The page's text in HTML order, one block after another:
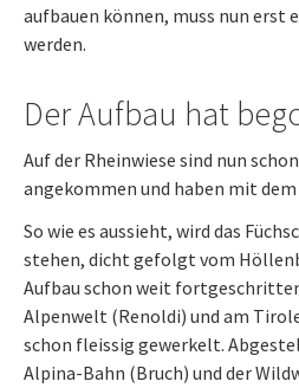
aufbauen können, muss nun erst
werden.
Der Aufbau hat
Auf der Rheinwiese sind nun
angekommen und haben mit
So wie es aussieht, wird das
stehen, dicht gefolgt vom
Aufbau schon weit
Alpenwelt (Renoldi) und am
schon fleissig gewerkelt.
Alpina-Bahn (Bruch) und der